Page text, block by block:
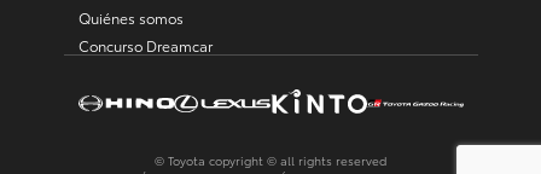
Quiénes somos
Concurso Dreamcar
© Toyota copyright © all rights reserved